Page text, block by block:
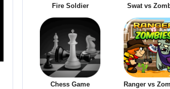
Fire Soldier Swat vs
Chess Game Ranger vs